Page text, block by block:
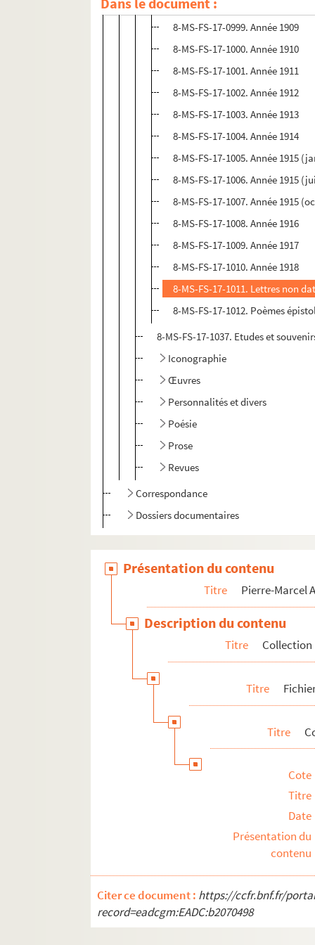
8-MS-FS-17-0998. Année 1908
8-MS-FS-17-0999. Année 1909
8-MS-FS-17-1000. Année 1910
8-MS-FS-17-1001. Année 1911
8-MS-FS-17-1002. Année 1912
8-MS-FS-17-1003. Année 1913
8-MS-FS-17-1004. Année 1914
8-MS-FS-17-1005. Année 1915
8-MS-FS-17-1006. Année 1915
8-MS-FS-17-1007. Année 1915
8-MS-FS-17-1008. Année 1916
8-MS-FS-17-1009. Année 1917
8-MS-FS-17-1010. Année 1918
8-MS-FS-17-1011. Lettres non
8-MS-FS-17-1012. Poèmes
8-MS-FS-17-1037. Etudes et
Iconographie
Œuvres
Personnalités et divers
Poésie
Prose
Revues
Correspondance
Dossiers documentaires
Présentation du contenu
Titre Pierre-Marcel
Description du contenu
Titre Collection
Titre
Titre
Cote
Titre
Date
Présentation du
contenu
Citer ce document : https://ccfr.bnf.fr/
record=eadcgm:EADC:b2070498